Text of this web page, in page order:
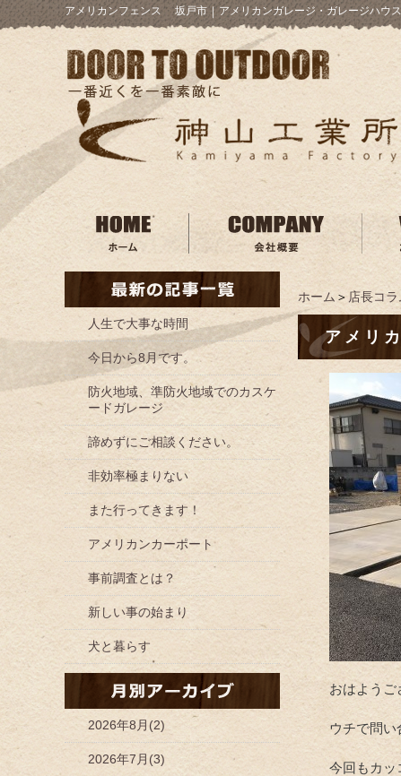
アメリカンフェンス 坂戸市｜ アメリカンガレージ・ガレージハウ
ホーム ＞店長コラ
アメリ
おはようご
ウチで問い
今回もカッ
人生で大事な時間
今日から8月です。
防火地域、準防火地域でのカスケ
ードガレージ
諦めずにご相談ください。
非効率極まりない
また行ってきます！
アメリカンカーポート
事前調査とは？
新しい事の始まり
犬と暮らす
2026年8月(2)
2026年7月(3)